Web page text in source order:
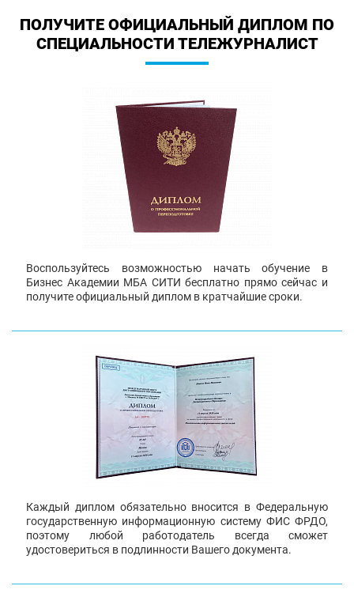
ПОЛУЧИТЕ ОФИЦИАЛЬНЫЙ ДИПЛОМ ПО
СПЕЦИАЛЬНОСТИ ТЕЛЕЖУРНАЛИСТ
Воспользуйтесь возможностью начать обучение в
Бизнес Академии МБА СИТИ бесплатно прямо сейчас и
получите официальный диплом в кратчайшие сроки.
Каждый диплом обязательно вносится в Федеральную
государственную информационную систему ФИС ФРДО,
поэтому любой работодатель всегда сможет
удостовериться в подлинности Вашего документа.